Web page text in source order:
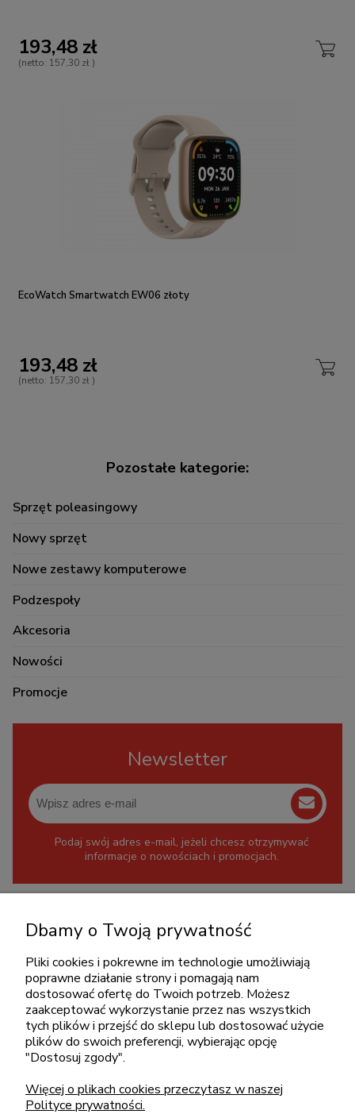
Sprzęt poleasingowy
Nowy sprzęt
Nowe zestawy komputerowe
Podzespoły
Akcesoria
Nowości
Promocje
193,48 zł
(netto: 157,30 zł )
EcoWatch Smartwatch EW06 złoty
193,48 zł
(netto: 157,30 zł )
Newsletter
Podaj swój adres e-mail, jeżeli chcesz otrzymywać
informacje o nowościach i promocjach.
+48 717345566
pon.-piąt.: 08:00-16:00
sklep@cebit.pl
ZAKUPY
POMOC
Dbamy o Twoją prywatność
Pliki cookies i pokrewne im technologie umożliwiają
poprawne działanie strony i pomagają nam
dostosować ofertę do Twoich potrzeb. Możesz
zaakceptować wykorzystanie przez nas wszystkich
tych plików i przejść do sklepu lub dostosować użycie
plików do swoich preferencji, wybierając opcję
"Dostosuj zgody".
Więcej o plikach cookies przeczytasz w naszej
Polityce prywatności.